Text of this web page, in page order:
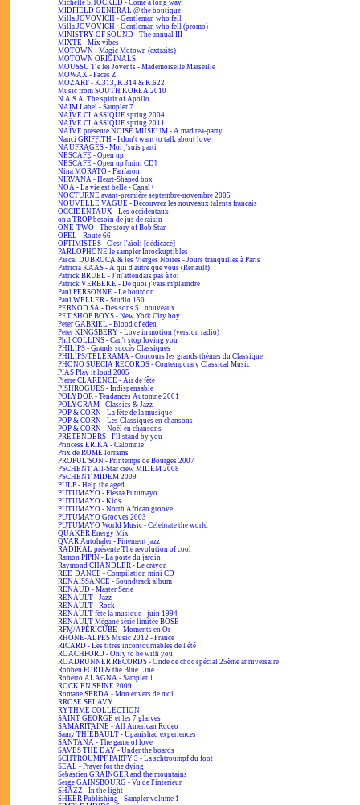
Michelle SHOCKED - Come a long way
MIDFIELD GENERAL @ the boutique
Milla JOVOVICH - Gentleman who fell
Milla JOVOVICH - Gentleman who fell (promo)
MINISTRY OF SOUND - The annual III
MIXTE - Mix vibes
MOTOWN - Magic Motown (extraits)
MOTOWN ORIGINALS
MOUSSU T e lei Jovents - Mademoiselle Marseille
MOWAX - Faces Z
MOZART - K.313, K.314 & K.622
Music from SOUTH KOREA 2010
N.A.S.A. The spirit of Apollo
NAIM Label - Sampler 7
NAÏVE CLASSIQUE spring 2004
NAÏVE CLASSIQUE spring 2011
NAÏVE présente NOISE MUSEUM - A mad tea-party
Nanci GRIFFITH - I don't want to talk about love
NAUFRAGÉS - Moi j'suis parti
NESCAFÉ - Open up
NESCAFÉ - Open up [mini CD]
Nina MORATO - Fanfaron
NIRVANA - Heart-Shaped box
NOA - La vie est belle - Canal+
NOCTURNE avant-première septembre-novembre 2005
NOUVELLE VAGUE - Découvrez les nouveaux talents français
OCCIDENTAUX - Les occidentaux
on a TROP besoin de jus de raisin
ONE-TWO - The story of Bob Star
OPEL - Route 66
OPTIMISTES - C'est l'aïoli [dédicacé]
PARLOPHONE le sampler Inrockuptibles
Pascal DUBROCA & les Vierges Noires - Jours tranquilles à Paris
Patricia KAAS - À qui d'autre que vous (Renault)
Patrick BRUEL - J'm'attendais pas à toi
Patrick VERBEKE - De quoi j'vais m'plaindre
Paul PERSONNE - Le bourdon
Paul WELLER - Studio 150
PERNOD SA - Des sons 51 nouveaux
PET SHOP BOYS - New York City boy
Peter GABRIEL - Blood of eden
Peter KINGSBERY - Love in motion (version radio)
Phil COLLINS - Can't stop loving you
PHILIPS - Grands succès Classiques
PHILIPS/TÉLÉRAMA - Concours les grands thèmes du Classique
PHONO SUECIA RECORDS - Contemporary Classical Music
PIAS Play it loud 2005
Pierre CLARENCE - Air de fête
PISHROGUES - Indispensable
POLYDOR - Tendances Automne 2001
POLYGRAM - Classics & Jazz
POP & CORN - La fête de la musique
POP & CORN - Les Classiques en chansons
POP & CORN - Noël en chansons
PRETENDERS - I'll stand by you
Princess ERIKA - Calomnie
Prix de ROME lorrains
PROPUL'SON - Printemps de Bourges 2007
PSCHENT All-Star crew MIDEM 2008
PSCHENT MIDEM 2009
PULP - Help the aged
PUTUMAYO - Fiesta Putumayo
PUTUMAYO - Kids
PUTUMAYO - North African groove
PUTUMAYO Grooves 2003
PUTUMAYO World Music - Celebrate the world
QUAKER Energy Mix
QVAR Autohaler - Finement jazz
RADIKAL présente The revolution of cool
Ramon PIPIN - La porte du jardin
Raymond CHANDLER - Le crayon
RED DANCE - Compilation mini CD
RENAISSANCE - Soundtrack album
RENAUD - Master Serie
RENAULT - Jazz
RENAULT - Rock
RENAULT fête la musique - juin 1994
RENAULT Mégane série limitée BOSE
RFM/APÉRICUBE - Moments en Or
RHÔNE-ALPES Music 2012 - France
RICARD - Les titres incontournables de l'été
ROACHFORD - Only to be with you
ROADRUNNER RECORDS - Onde de choc spécial 25ème anniversaire
Robben FORD & the Blue Line
Roberto ALAGNA - Sampler 1
ROCK EN SEINE 2009
Romane SERDA - Mon envers de moi
RROSE SELAVY
RYTHME COLLECTION
SAINT GEORGE et les 7 glaives
SAMARITAINE - All American Rodeo
Samy THIÉBAULT - Upanishad experiences
SANTANA - The game of love
SAVES THE DAY - Under the boards
SCHTROUMPF PARTY 3 - La schtroumpf du foot
SEAL - Prayer for the dying
Sebastien GRAINGER and the mountains
Serge GAINSBOURG - Vu de l'intérieur
SHAZZ - In the light
SHEER Publishing - Sampler volume 1